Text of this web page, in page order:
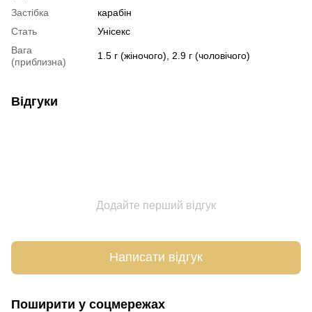
Застібка
карабін
Стать
Унісекс
Вага
(приблизна)
1.5 г (жіночого), 2.9 г (чоловічого)
Відгуки
Додайте перший відгук
Написати відгук
Поширити у соцмережах